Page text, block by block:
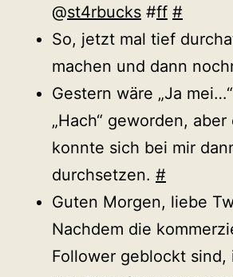
@st4rbucks #ff #
So, jetzt mal tief
machen und dann
Gestern wäre „Ja
„Hach“ geworden, aber
konnte sich bei mir
durchsetzen. #
Guten Morgen, liebe
Nachdem die
Follower geblockt